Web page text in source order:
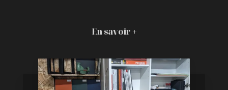
En savoir +